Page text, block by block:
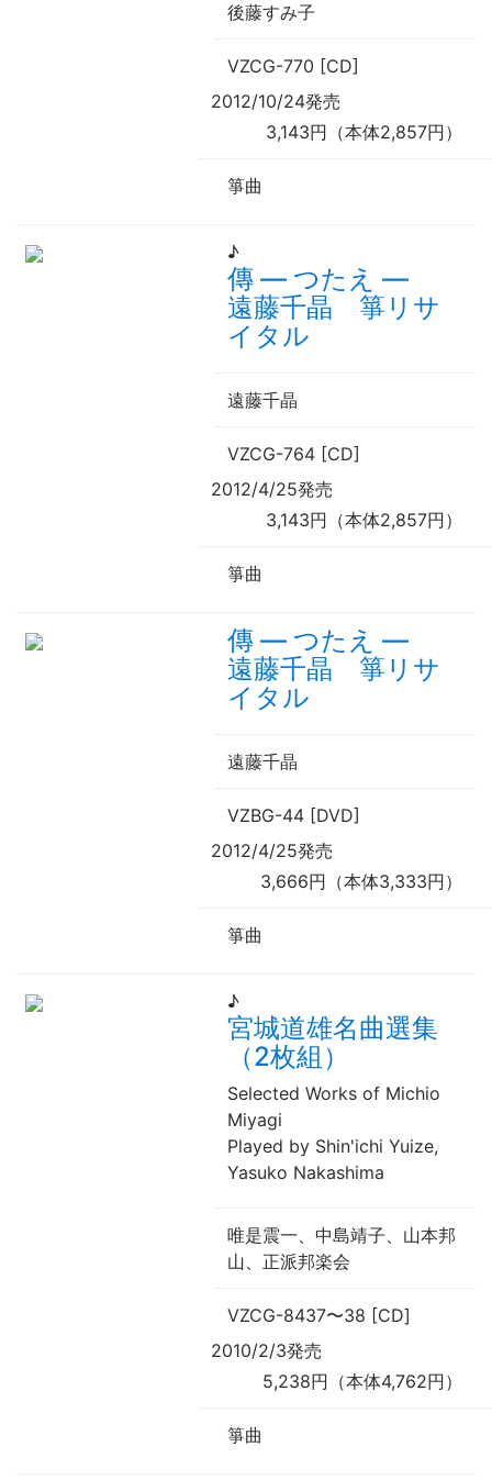
後藤すみ子
VZCG-770 [CD]
2012/10/24発売
3,143円（本体2,857円）
箏曲
♪
傳 — つたえ —
遠藤千晶 箏リサ
イタル
遠藤千晶
VZCG-764 [CD]
2012/4/25発売
3,143円（本体2,857円）
箏曲
傳 — つたえ —
遠藤千晶 箏リサ
イタル
遠藤千晶
VZBG-44 [DVD]
2012/4/25発売
3,666円（本体3,333円）
箏曲
♪
宮城道雄名曲選集
（2枚組）
Selected Works of Michio
Miyagi
Played by Shin'ichi Yuize,
Yasuko Nakashima
唯是震一、中島靖子、山本邦
山、正派邦楽会
VZCG-8437〜38 [CD]
2010/2/3発売
5,238円（本体4,762円）
箏曲